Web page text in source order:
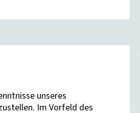
unseres
Im Vorfeld des